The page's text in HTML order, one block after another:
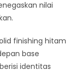
nilai
finishing hitam
base
identitas